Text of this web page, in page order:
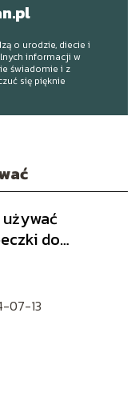
o urodzie, diecie i
informacji w
świadomie i z
się pięknie
do
07-13